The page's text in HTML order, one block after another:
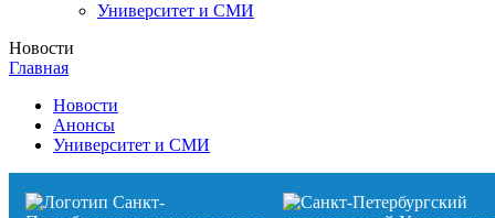
Университет и СМИ
Новости
Главная
Новости
Анонсы
Университет и СМИ